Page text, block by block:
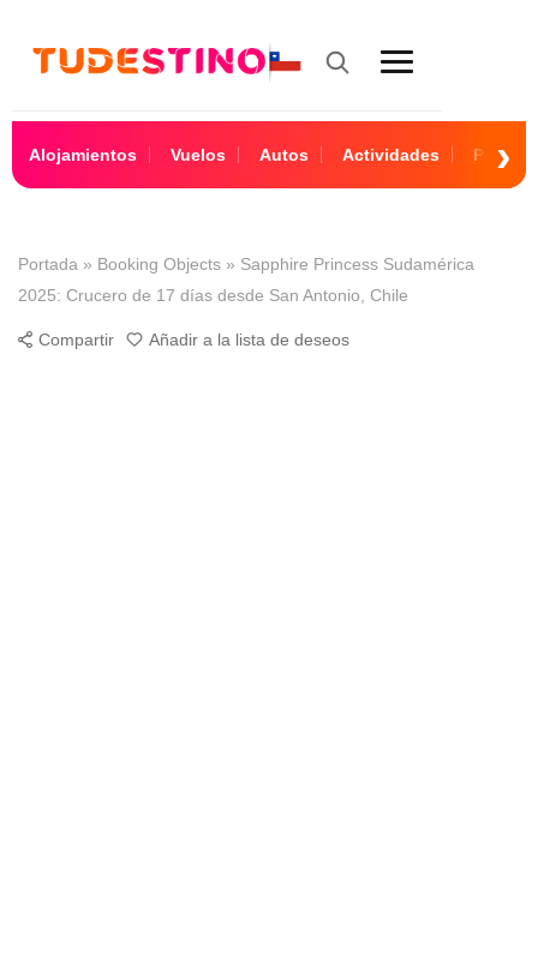
Alojamientos Vuelos Autos Actividades
Portada » Booking Objects » Sapphire Princess Sudamérica
2025: Crucero de 17 días desde San Antonio, Chile
Compartir Añadir a la lista de deseos